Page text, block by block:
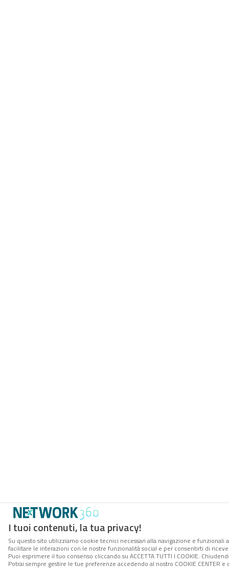
I tuoi contenuti, la tua privacy!
Su questo sito utilizziamo cookie tecnici necessari alla navigazione e
facilitare le interazioni con le nostre funzionalità social e per consentirti di
Puoi esprimere il tuo consenso cliccando su ACCETTA TUTTI I COOKIE.
Potrai sempre gestire le tue preferenze accedendo al nostro COOKIE